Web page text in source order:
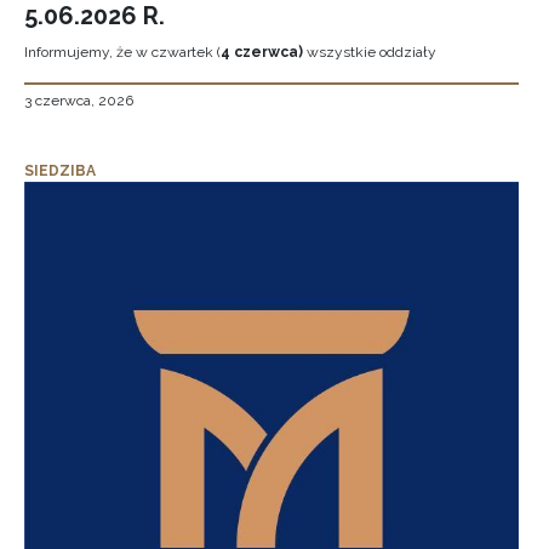
5.06.2026 R.
Informujemy, że w czwartek (4 czerwca) wszystkie oddziały
3 czerwca, 2026
SIEDZIBA